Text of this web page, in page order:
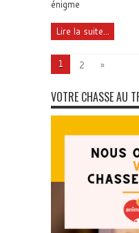
énigme
Lire la suite...
1 2 »
VOTRE CHASSE AU